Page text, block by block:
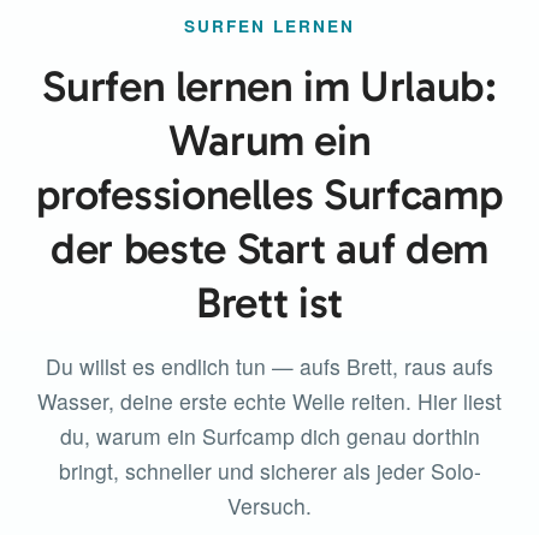
SURFEN LERNEN
Surfen lernen im Urlaub:
Warum ein
professionelles Surfcamp
der beste Start auf dem
Brett ist
Du willst es endlich tun — aufs Brett, raus aufs
Wasser, deine erste echte Welle reiten. Hier liest
du, warum ein Surfcamp dich genau dorthin
bringt, schneller und sicherer als jeder Solo-
Versuch.